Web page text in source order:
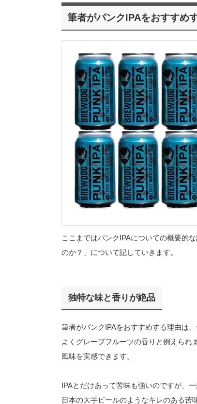
筆者がパンクIPAをおすすめ
ここまではパンクIPAについての概要的
のか？」について記していきます。
独特な味と香りが絶品
筆者がパンクIPAをおすすめする理由は
よくグレープフルーツの香りと例えられ
風味を実感できます。
IPAとだけあって苦味も強いのですが、
日本の大手ビールのようなキレのある苦